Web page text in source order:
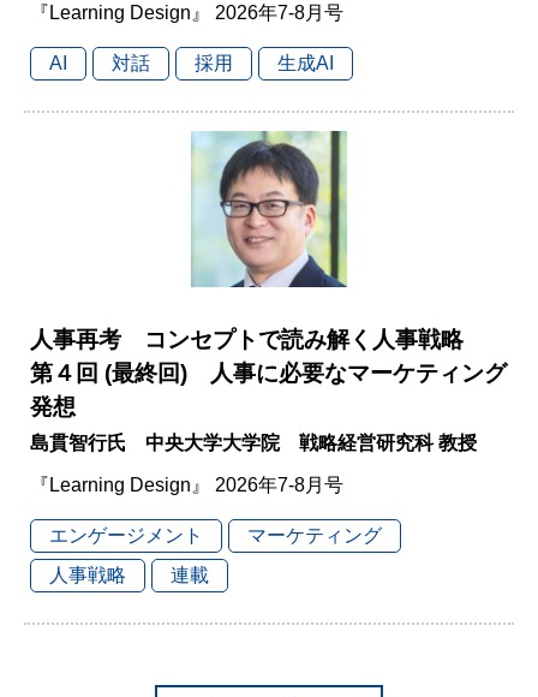
『Learning Design』 2026年7-8月号
AI 対話 採用 生成AI
人事再考 コンセプトで読み解く人事戦略
第４回 (最終回) 人事に必要なマーケティング
発想
島貫智行氏 中央大学大学院 戦略経営研究科 教授
『Learning Design』 2026年7-8月号
エンゲージメント
マーケティング
人事戦略
連載